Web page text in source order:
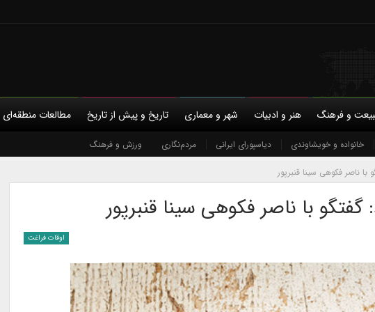
ما حمایت مالی حریم خصوصی خانواده و خویشاوندی دیاسپورای ایرانی مردم‌نگاری ورزش و فرهنگ
و فرهنگ هنر و ادبیات شهر و معماری تاریخ و پیش از تاریخ مطالعات منطقه‌ای
ناصر فکوهی سينا قنبرپور
با ناصر فکوهی سینا قنبرپور
اوقات فراغت